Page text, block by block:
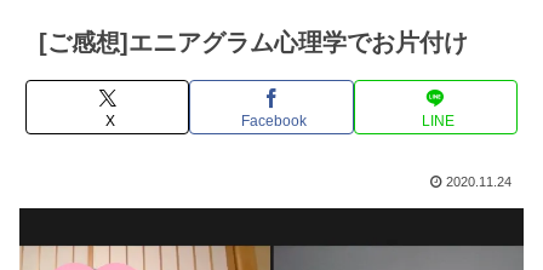
[ご感想]エニアグラム心理学でお片付け
X Facebook LINE
2020.11.24